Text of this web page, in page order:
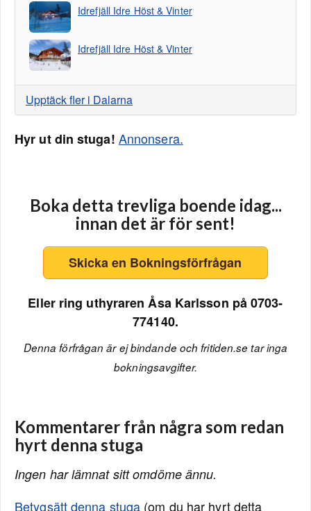
Idrefjäll Idre Höst & Vinter
Idrefjäll Idre Höst & Vinter
Upptäck fler i Dalarna
Hyr ut din stuga! Annonsera.
Boka detta trevliga boende idag...
innan det är för sent!
Skicka en Bokningsförfrågan
Eller ring uthyraren Åsa Karlsson på 0703-
774140.
Denna förfrågan är ej bindande och fritiden.se tar inga
bokningsavgifter.
Kommentarer från några som redan
hyrt denna stuga
Ingen har lämnat sitt omdöme ännu.
Betygsätt denna stuga (om du har hyrt detta